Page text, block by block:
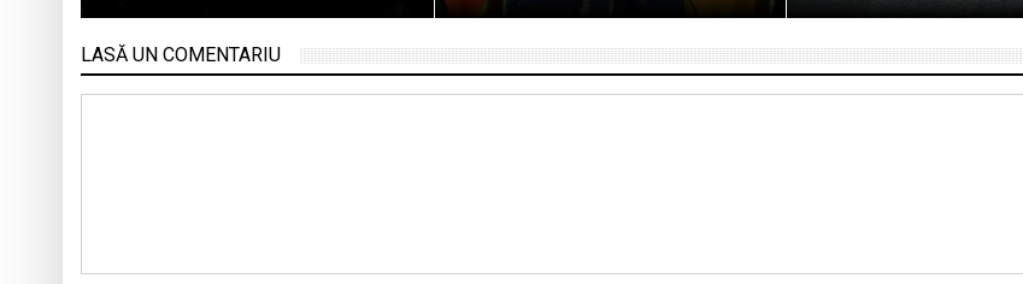
LASĂ UN COMENTARIU